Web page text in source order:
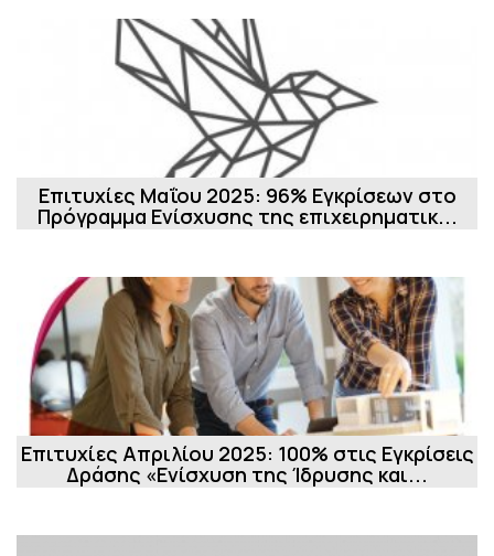
Επιτυχίες Μαΐου 2025: 96% Εγκρίσεων στο
Πρόγραμμα Ενίσχυσης της επιχειρηματικ...
Επιτυχίες Απριλίου 2025: 100% στις Εγκρίσεις
Δράσης «Ενίσχυση της Ίδρυσης και...